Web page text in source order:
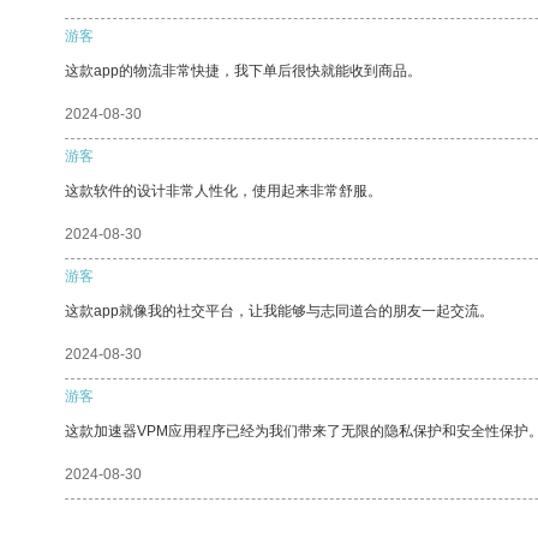
游客
这款app的物流非常快捷，我下单后很快就能收到商品。
2024-08-30
游客
这款软件的设计非常人性化，使用起来非常舒服。
2024-08-30
游客
这款app就像我的社交平台，让我能够与志同道合的朋友一起交流。
2024-08-30
游客
这款加速器VPM应用程序已经为我们带来了无限的隐私保护和安全性保护
2024-08-30